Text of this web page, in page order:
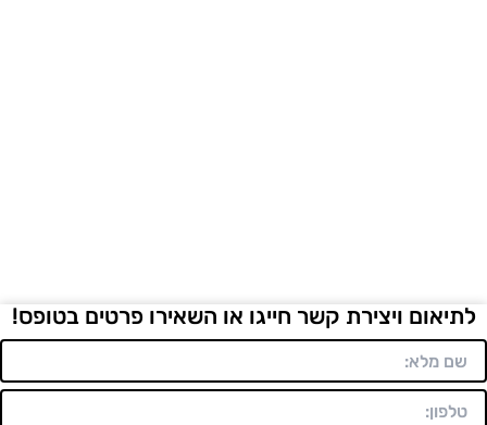
לתיאום ויצירת קשר חייגו או השאירו פרטים בטופס!